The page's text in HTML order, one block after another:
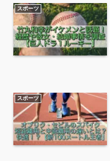
スポーツ
スポーツ